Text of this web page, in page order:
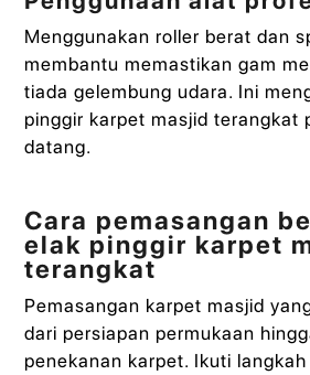
Menggunakan roller berat dan
membantu memastikan gam
tiada gelembung udara. Ini
pinggir karpet masjid terangkat
datang.
Cara pemasangan
elak pinggir karpet
terangkat
Pemasangan karpet masjid
dari persiapan permukaan
penekanan karpet. Ikuti